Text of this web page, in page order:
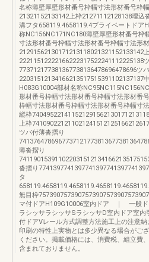
名称薄壁厚壁形材番号枠幅寸法形材番号枠
21321152133142上枠21271112128138埋込
溝フタ658119.4658119.4プライベートドア
称NC156NC171NC180薄壁厚壁形材番号枠
寸法形材番号枠幅寸法形材番号枠幅寸法形
21291562130171213118021321152133142
22211512222166222317522241112225138
773712177381367738136478696478696ツ
22031512134166213517515391102137137
H083G10004部材名称
形材番号枠幅寸法形材番号枠幅寸法形材番
枠幅寸法形材番号枠幅寸法形材番号枠幅寸
縦枠
上枠
ツバ付薄沓摺り
薄沓摺り
沓摺り
タ
無目枠
マ付ドアH109G10006室内ドア ｜ 一般ド
ラシッサラシッサSラシッサD室内ドア室
付ドアVレール方式調整方法施工上の注意納
印刷の特性上実物とは多少異なる場合がご
ください。掲載価格には、消費税、組立費
含まれておりません。